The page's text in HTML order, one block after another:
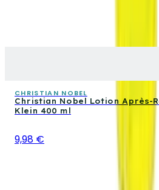
CHRISTIAN NOBEL
Christian Nobel Lotion Après-
Klein 400 ml
9,98 €